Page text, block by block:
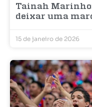
Tainah
deixar uma
15 de janeiro de 2026